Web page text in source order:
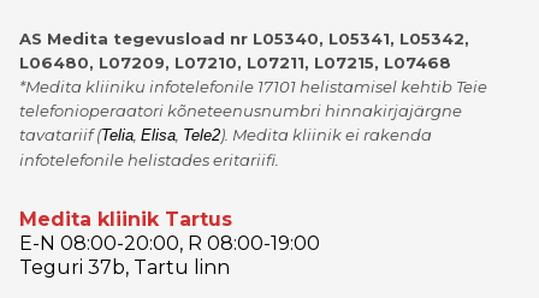
Medita kliinik Tartus
E-N 08:00-20:00, R 08:00-19:00
Teguri 37b, Tartu linn
AS Medita tegevusload nr L05340, L05341, L05342,
L06480, L07209, L07210, L07211, L07215, L07468
*Medita kliiniku infotelefonile 17101 helistamisel kehtib Teie
telefonioperaatori kõneteenusnumbri hinnakirjajärgne
tavatariif(Telia Elisa Tele2) . Medita kliinik ei rakenda
infotelefonile helistades eritariifi.